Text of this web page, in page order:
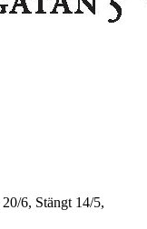
20/6, Stängt 14/5,